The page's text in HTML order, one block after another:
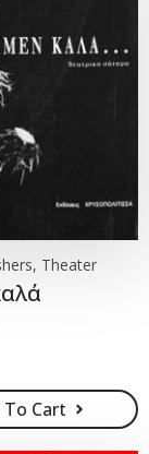
Theater
To Cart